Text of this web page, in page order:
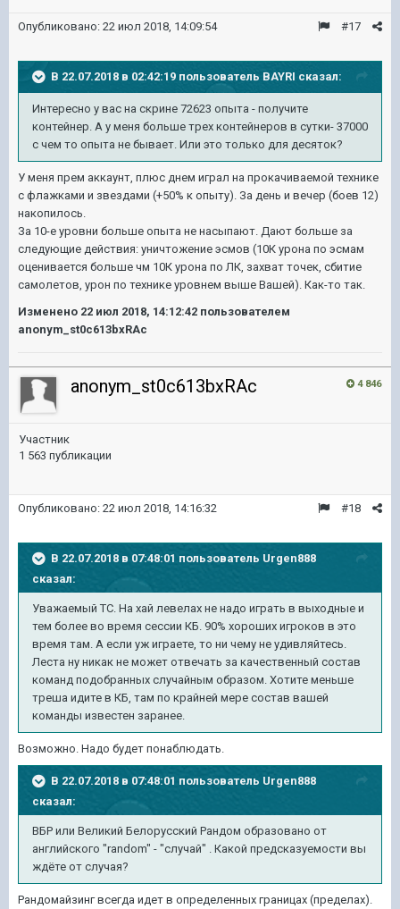
#17
Опубликовано: 22 июл 2018, 14:09:54
В 22.07.2018 в 02:42:19 пользователь BAYRI сказал:
Интересно у вас на скрине 72623 опыта - получите
контейнер. А у меня больше трех контейнеров в сутки- 37000
с чем то опыта не бывает. Или это только для десяток?
У меня прем аккаунт, плюс днем играл на прокачиваемой технике
с флажками и звездами (+50% к опыту). За день и вечер (боев 12)
накопилось.
За 10-е уровни больше опыта не насыпают. Дают больше за
следующие действия: уничтожение эсмов (10К урона по эсмам
оценивается больше чм 10К урона по ЛК, захват точек, сбитие
самолетов, урон по технике уровнем выше Вашей). Как-то так.
Изменено 22 июл 2018, 14:12:42 пользователем
anonym_st0c613bxRAc
4 846
anonym_st0c613bxRAc
Участник
1 563 публикации
#18
Опубликовано: 22 июл 2018, 14:16:32
В 22.07.2018 в 07:48:01 пользователь Urgen888
сказал:
Уважаемый ТС. На хай левелах не надо играть в выходные и
тем более во время сессии КБ. 90% хороших игроков в это
время там. А если уж играете, то ни чему не удивляйтесь.
Леста ну никак не может отвечать за качественный состав
команд подобранных случайным образом. Хотите меньше
треша идите в КБ, там по крайней мере состав вашей
команды известен заранее.
Возможно. Надо будет понаблюдать.
В 22.07.2018 в 07:48:01 пользователь Urgen888
сказал:
ВБР или Великий Белорусский Рандом образовано от
английского "random" - "cлучай" . Какой предсказуемости вы
ждёте от случая?
Рандомайзинг всегда идет в определенных границах (пределах).